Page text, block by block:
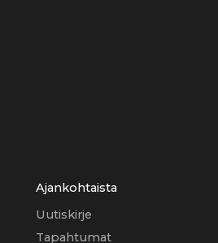
Ajankohtaista
Uutiskirje
Tapahtumat